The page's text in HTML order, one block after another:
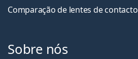
Comparação de lentes de contacto
Sobre nós